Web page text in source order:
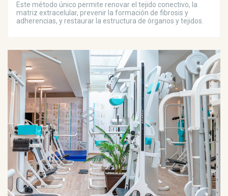
Este método único permite renovar el tejido conectivo, la
matriz extracelular, prevenir la formación de fibrosis y
adherencias, y restaurar la estructura de órganos y tejidos.